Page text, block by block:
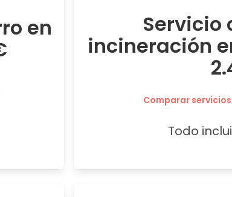
en
Servicio
incineración
Comparar
Todo